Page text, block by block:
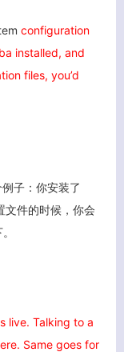
configuration
installed, and
files, you’d
子：你安装了
文件的时候，你会
live. Talking to a
Same goes for